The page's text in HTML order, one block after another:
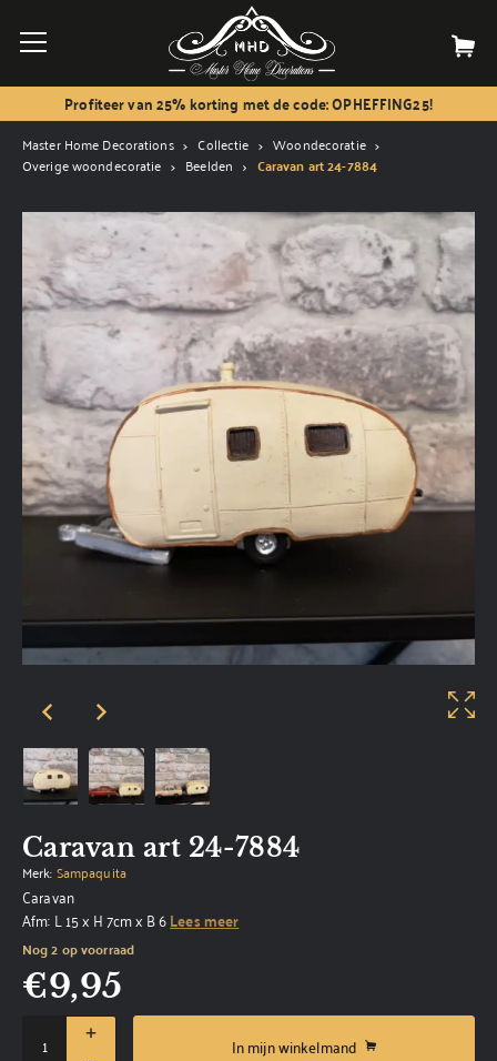
Profiteer van 25% korting met de code: OPHEFFING25!
Master Home Decorations Collectie
Woondecoratie
Overige woondecoratie
Beelden Caravan art 24-7884
Caravan art 24-7884
Merk:Sampaquita
Caravan
Afm: L 15 x H 7cm x B 6Lees meer
Nog 2 op voorraad
€9,95
In mijn winkelmand